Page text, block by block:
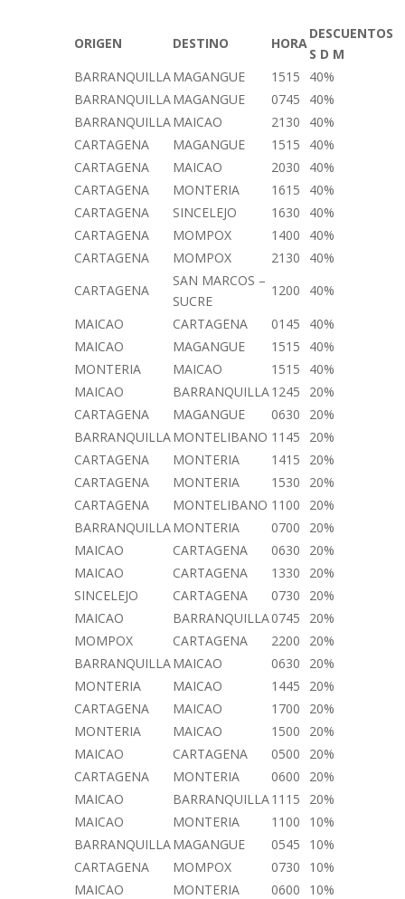
ORIGEN DESTINO HORA
DESCUENTOS
S D M
BARRANQUILLAMAGANGUE 1515
40%
BARRANQUILLAMAGANGUE 0745
40%
BARRANQUILLAMAICAO 2130
40%
CARTAGENA
MAGANGUE 1515
40%
CARTAGENA
MAICAO 2030
40%
CARTAGENA
MONTERIA 1615
40%
CARTAGENA
SINCELEJO 1630
40%
CARTAGENA
MOMPOX 1400
40%
CARTAGENA
MOMPOX 2130
40%
CARTAGENA
SAN MARCOS –
SUCRE
1200
40%
MAICAO
CARTAGENA 0145
40%
MAICAO
MAGANGUE 1515
40%
MONTERIA
MAICAO 1515
40%
MAICAO
BARRANQUILLA1245
20%
CARTAGENA
MAGANGUE 0630
20%
BARRANQUILLAMONTELIBANO 1145
20%
CARTAGENA
MONTERIA 1415
20%
CARTAGENA
MONTERIA 1530
20%
CARTAGENA
MONTELIBANO 1100
20%
BARRANQUILLAMONTERIA 0700
20%
MAICAO
CARTAGENA 0630
20%
MAICAO
CARTAGENA 1330
20%
SINCELEJO
CARTAGENA 0730
20%
MAICAO
BARRANQUILLA0745
20%
MOMPOX
CARTAGENA 2200
20%
BARRANQUILLAMAICAO 0630
20%
MONTERIA
MAICAO 1445
20%
CARTAGENA
MAICAO 1700
20%
MONTERIA
MAICAO 1500
20%
MAICAO
CARTAGENA 0500
20%
CARTAGENA
MONTERIA 0600
20%
MAICAO
BARRANQUILLA1115
20%
MAICAO
MONTERIA 1100
10%
BARRANQUILLAMAGANGUE 0545
10%
CARTAGENA
MOMPOX 0730
10%
MAICAO
MONTERIA 0600 10%